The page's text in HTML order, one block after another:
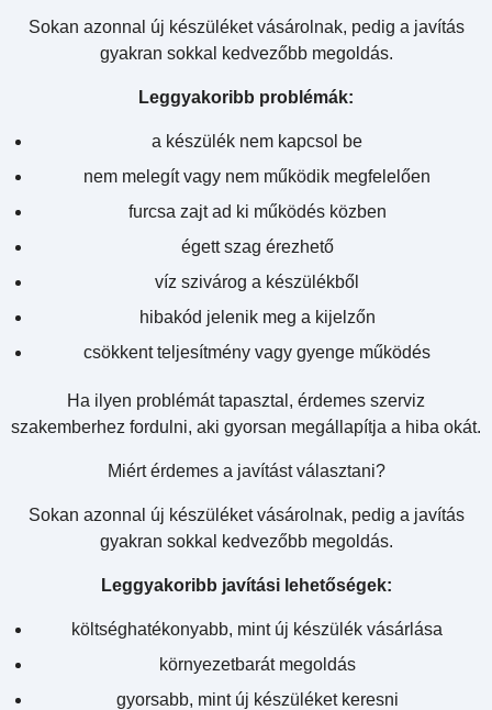
Sokan azonnal új készüléket vásárolnak, pedig a javítás
gyakran sokkal kedvezőbb megoldás.
Leggyakoribb problémák:
a készülék nem kapcsol be
nem melegít vagy nem működik megfelelően
furcsa zajt ad ki működés közben
égett szag érezhető
víz szivárog a készülékből
hibakód jelenik meg a kijelzőn
csökkent teljesítmény vagy gyenge működés
Ha ilyen problémát tapasztal, érdemes szerviz
szakemberhez fordulni, aki gyorsan megállapítja a hiba okát.
Miért érdemes a javítást választani?
Sokan azonnal új készüléket vásárolnak, pedig a javítás
gyakran sokkal kedvezőbb megoldás.
Leggyakoribb javítási lehetőségek:
költséghatékonyabb, mint új készülék vásárlása
környezetbarát megoldás
gyorsabb, mint új készüléket keresni